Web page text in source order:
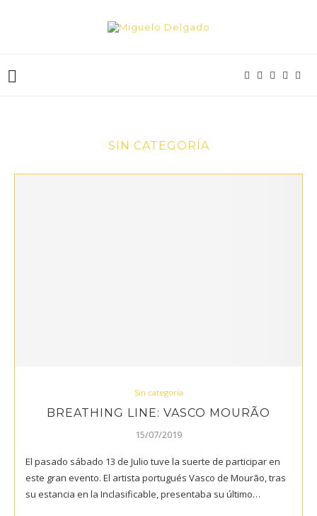
SIN CATEGORÍA
Sin categoría
BREATHING LINE: VASCO MOURÃO
15/07/2019
El pasado sábado 13 de Julio tuve la suerte de participar en
este gran evento. El artista portugués Vasco de Mourão, tras
su estancia en la Inclasificable, presentaba su último…